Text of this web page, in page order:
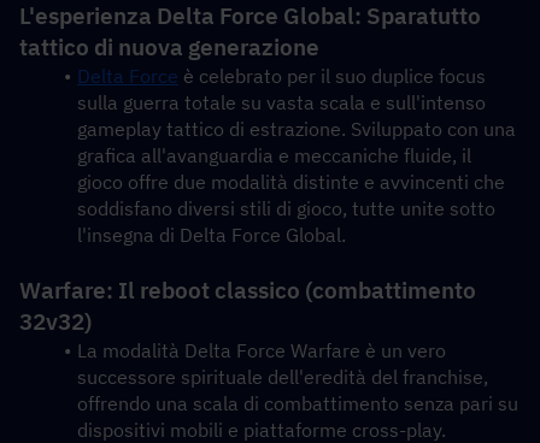
L'esperienza Delta Force Global: Sparatutto
tattico di nuova generazione
Delta Force è celebrato per il suo duplice focus
sulla guerra totale su vasta scala e sull'intenso
gameplay tattico di estrazione. Sviluppato con una
grafica all'avanguardia e meccaniche fluide, il
gioco offre due modalità distinte e avvincenti che
soddisfano diversi stili di gioco, tutte unite sotto
l'insegna di Delta Force Global.
Warfare: Il reboot classico (combattimento
32v32)
La modalità Delta Force Warfare è un vero
successore spirituale dell'eredità del franchise,
offrendo una scala di combattimento senza pari su
dispositivi mobili e piattaforme cross-play.